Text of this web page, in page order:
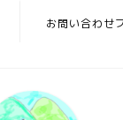
お問い合わせ